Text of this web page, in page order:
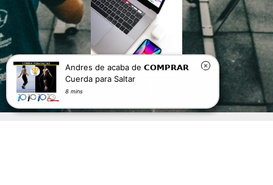
Andres de acaba de 𝗖𝗢𝗠𝗣𝗥𝗔𝗥
Cuerda para Saltar
8 mins